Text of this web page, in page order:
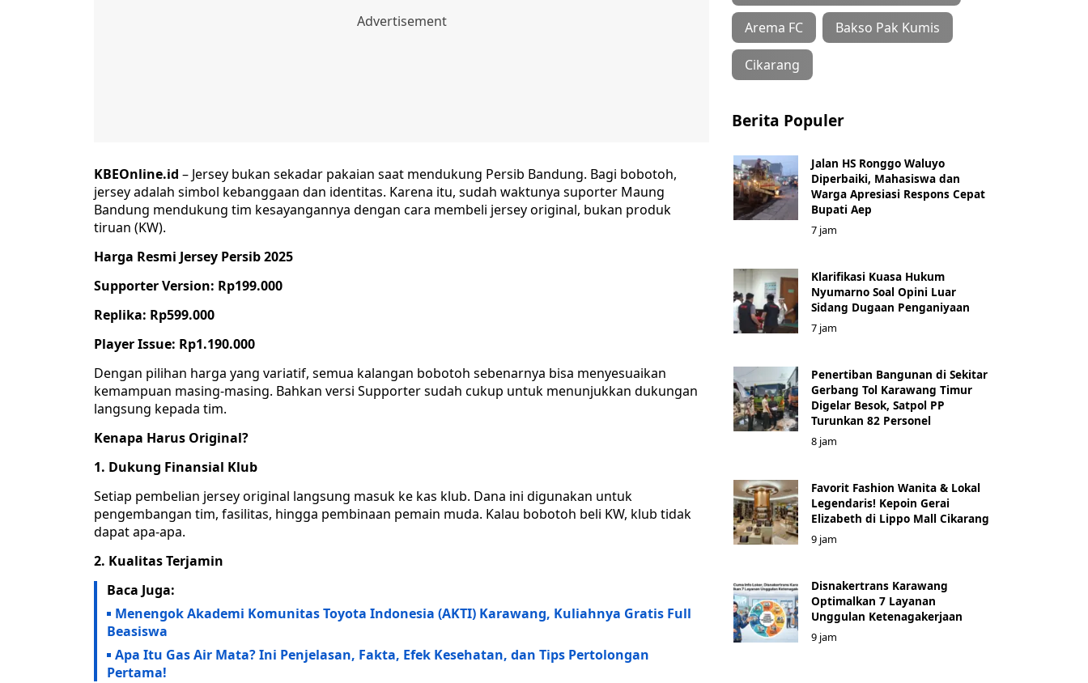
KBEOnline.id – Jersey bukan sekadar pakaian saat mendukung Persib Bandung. Bagi bobotoh,
jersey adalah simbol kebanggaan dan identitas. Karena itu, sudah waktunya suporter Maung
Bandung mendukung tim kesayangannya dengan cara membeli jersey original, bukan produk
tiruan (KW).
Harga Resmi Jersey Persib 2025
Supporter Version: Rp199.000
Replika: Rp599.000
Player Issue: Rp1.190.000
Dengan pilihan harga yang variatif, semua kalangan bobotoh sebenarnya bisa menyesuaikan
kemampuan masing-masing. Bahkan versi Supporter sudah cukup untuk menunjukkan dukungan
langsung kepada tim.
Kenapa Harus Original?
1. Dukung Finansial Klub
Setiap pembelian jersey original langsung masuk ke kas klub. Dana ini digunakan untuk
pengembangan tim, fasilitas, hingga pembinaan pemain muda. Kalau bobotoh beli KW, klub tidak
dapat apa-apa.
2. Kualitas Terjamin
Baca Juga:
Menengok Akademi Komunitas Toyota Indonesia (AKTI) Karawang, Kuliahnya Gratis Full
Beasiswa
Apa Itu Gas Air Mata? Ini Penjelasan, Fakta, Efek Kesehatan, dan Tips Pertolongan
Pertama!
Arema FC Bakso Pak Kumis
Cikarang
Berita Populer
Jalan HS Ronggo Waluyo
Diperbaiki, Mahasiswa dan
Warga Apresiasi Respons Cepat
Bupati Aep
7 jam
Klarifikasi Kuasa Hukum
Nyumarno Soal Opini Luar
Sidang Dugaan Penganiyaan
7 jam
Penertiban Bangunan di Sekitar
Gerbang Tol Karawang Timur
Digelar Besok, Satpol PP
Turunkan 82 Personel
8 jam
Favorit Fashion Wanita & Lokal
Legendaris! Kepoin Gerai
Elizabeth di Lippo Mall Cikarang
9 jam
Disnakertrans Karawang
Optimalkan 7 Layanan
Unggulan Ketenagakerjaan
9 jam